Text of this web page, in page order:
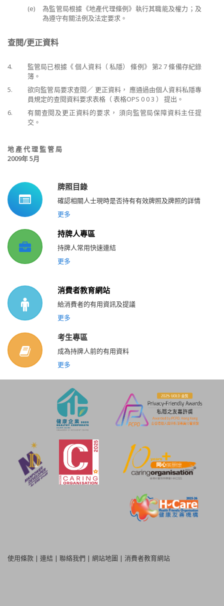
(e)
為監管局根據《地產代理條例》執行其職能及權力；及
為遵守有關法例及法定要求。
查閱/更正資料
4.
監管局已根據《 個人資料（ 私隱） 條例》 第2 7 條備存紀錄
簿。
5.
欲向監管局要求查閱／ 更正資料， 應通過由個人資料私隱專
員規定的查閱資料要求表格（ 表格OPS 0 0 3 ） 提出。
6.
有關查閱及更正資料的要求， 須向監管局保障資料主任提
交。
地 產代理 監管局
2009年 5月
牌照目錄
確認相關人士現時是否持有有效牌照及牌照的詳情
更多
持牌人專區
持牌人常用快速連結
更多
消費者教育網站
給消費者的有用資訊及提議
更多
考生專區
成為持牌人前的有用資料
更多
使用條款 | 連結 | 聯絡我們 | 網站地圖 | 消費者教育網站